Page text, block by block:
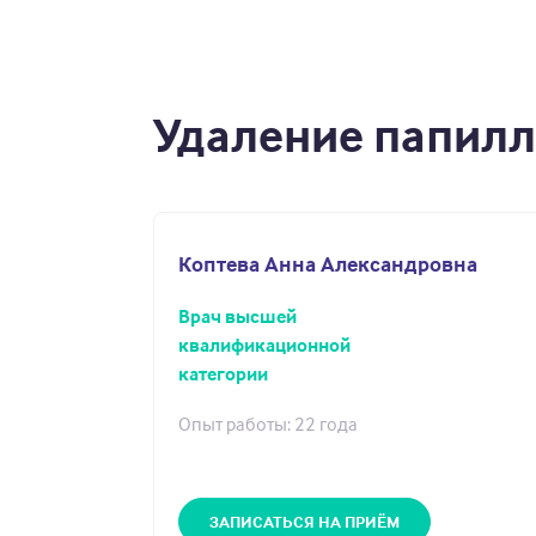
Удаление
Коптева Анна Александровна
Врач высшей
квалификационной
категории
Опыт работы: 22 года
ЗАПИСАТЬСЯ НА ПРИЁМ